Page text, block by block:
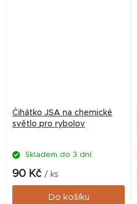
Čihátko JSA na chemické
světlo pro rybolov
Skladem do 3 dní.
90 Kč / ks
Do košíku